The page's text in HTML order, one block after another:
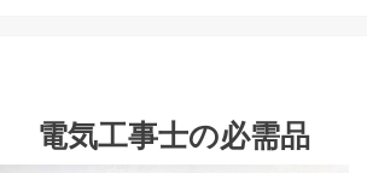
電気工事士の必需品